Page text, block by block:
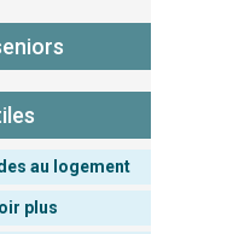
au logement
plus